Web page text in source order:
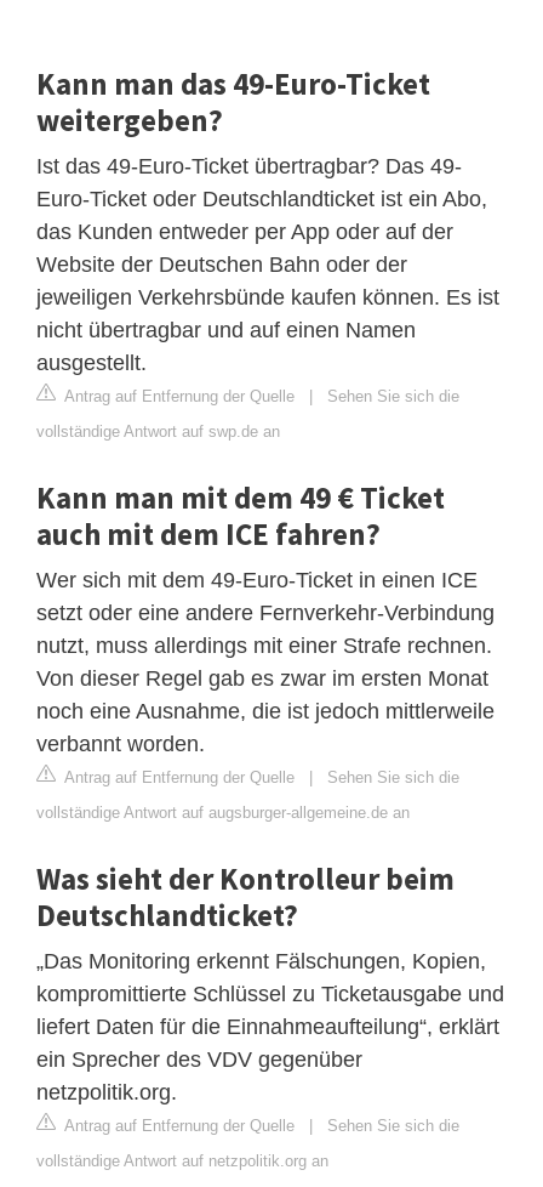
Kann man das 49-Euro-Ticket
weitergeben?
Ist das 49-Euro-Ticket übertragbar? Das 49-
Euro-Ticket oder Deutschlandticket ist ein Abo,
das Kunden entweder per App oder auf der
Website der Deutschen Bahn oder der
jeweiligen Verkehrsbünde kaufen können. Es ist
nicht übertragbar und auf einen Namen
ausgestellt.
Antrag auf Entfernung der Quelle | Sehen Sie sich die
vollständige Antwort auf swp.de an
Kann man mit dem 49 € Ticket
auch mit dem ICE fahren?
Wer sich mit dem 49-Euro-Ticket in einen ICE
setzt oder eine andere Fernverkehr-Verbindung
nutzt, muss allerdings mit einer Strafe rechnen.
Von dieser Regel gab es zwar im ersten Monat
noch eine Ausnahme, die ist jedoch mittlerweile
verbannt worden.
Antrag auf Entfernung der Quelle | Sehen Sie sich die
vollständige Antwort auf augsburger-allgemeine.de an
Was sieht der Kontrolleur beim
Deutschlandticket?
„Das Monitoring erkennt Fälschungen, Kopien,
kompromittierte Schlüssel zu Ticketausgabe und
liefert Daten für die Einnahmeaufteilung“, erklärt
ein Sprecher des VDV gegenüber
netzpolitik.org.
Antrag auf Entfernung der Quelle | Sehen Sie sich die
vollständige Antwort auf netzpolitik.org an